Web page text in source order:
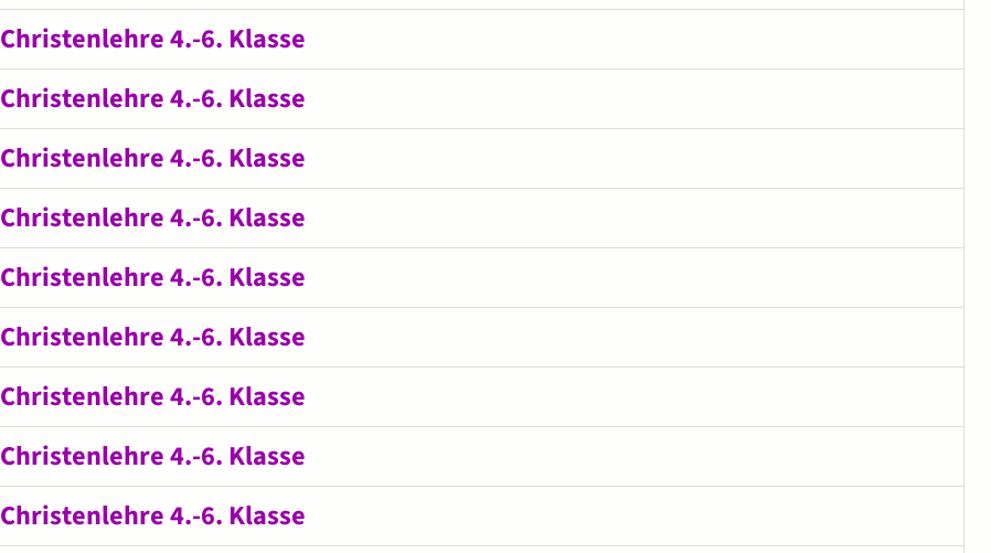
Christenlehre 4.-6. Klasse
Christenlehre 4.-6. Klasse
Christenlehre 4.-6. Klasse
Christenlehre 4.-6. Klasse
Christenlehre 4.-6. Klasse
Christenlehre 4.-6. Klasse
Christenlehre 4.-6. Klasse
Christenlehre 4.-6. Klasse
Christenlehre 4.-6. Klasse